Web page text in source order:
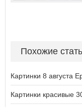
Похожие
Картинки 8 августа
Картинки красивые